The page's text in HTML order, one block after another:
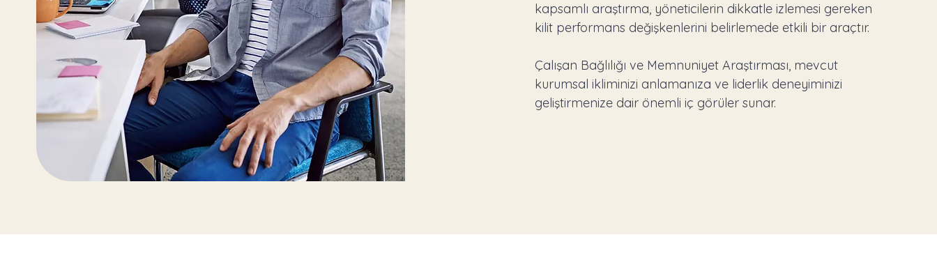
kapsamlı araştırma, yöneticilerin dikkatle izlemesi gereken
kilit performans değişkenlerini belirlemede etkili bir araçtır.
Çalışan Bağlılığı ve Memnuniyet Araştırması, mevcut
kurumsal ikliminizi anlamanıza ve liderlik deneyiminizi
geliştirmenize dair önemli iç görüler sunar.